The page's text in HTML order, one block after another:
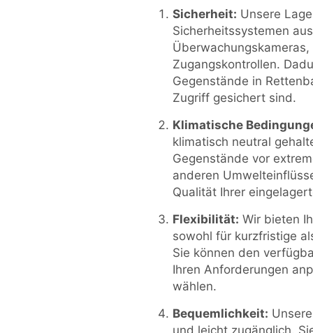
Sicherheit: Unsere
Sicherheitssystemen
Zugangskontrollen.
Gegenstände in
Zugriff gesichert sind.
Klimatische
klimatisch neutral
Gegenstände vor
anderen
Qualität Ihrer
Flexibilität: Wir bieten
sowohl für kurzfristige
Sie können den
Ihren Anforderungen
wählen.
Bequemlichkeit: